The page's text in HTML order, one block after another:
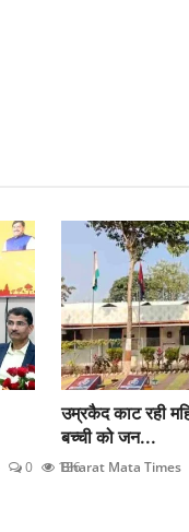
0 136
उम्रकैद काट रही
बच्ची को जन...
Bharat Mata Times